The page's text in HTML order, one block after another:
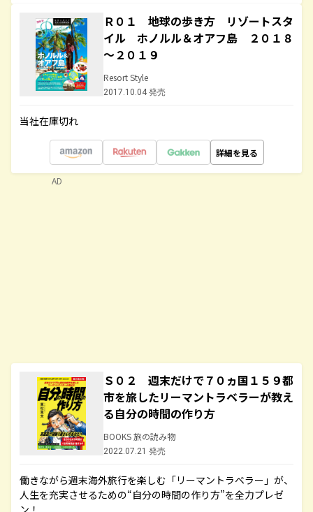
Ｒ０１ 地球の歩き方 リゾートスタ
イル ホノルル＆オアフ島 ２０１８
～２０１９
Resort Style
2017.10.04 発売
当社在庫切れ
詳細を見る
Ｓ０２ 週末だけで７０ヵ国１５９都
市を旅したリーマントラベラーが教え
る自分の時間の作り方
BOOKS 旅の読み物
2022.07.21 発売
働きながら週末海外旅行を楽しむ「リーマントラベラー」が、
人生を充実させるための“自分の時間の作り方”を全力プレゼ
ン！
AD